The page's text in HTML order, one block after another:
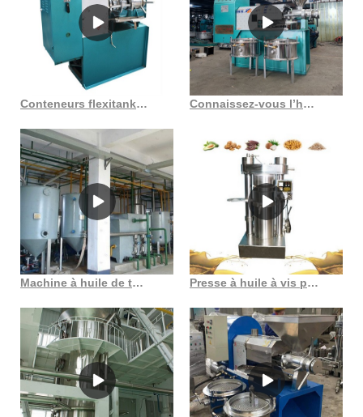
Conteneurs flexitank de qualité 2 pour machine à huile de colza brute dégommée Connaissez-vous l’huile de pressage à froid et le pressage à chaud sur la machine à huile de lin
Machine à huile de tournesol automatique, fabrication d’huile de tournesol au Bénin Presse à huile à vis pour graines de coton zx18 au Togo